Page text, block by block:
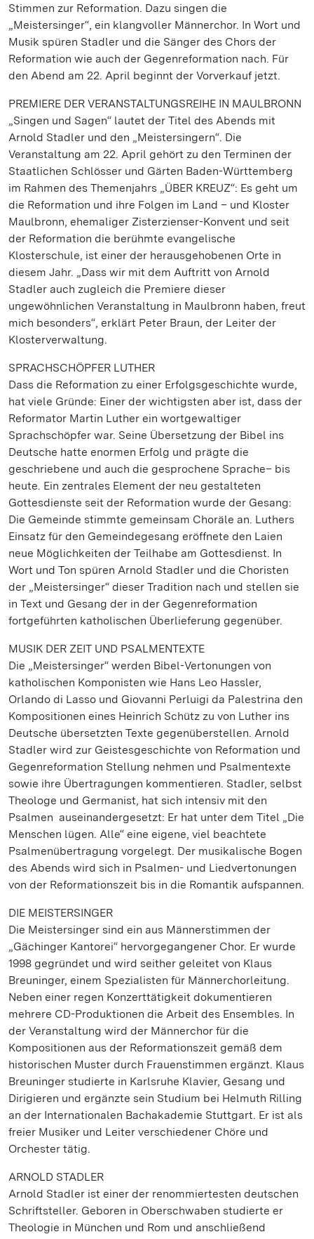
Stimmen zur Reformation. Dazu singen die
„Meistersinger“, ein klangvoller Männerchor. In Wort und
Musik spüren Stadler und die Sänger des Chors der
Reformation wie auch der Gegenreformation nach. Für
den Abend am 22. April beginnt der Vorverkauf jetzt.
PREMIERE DER VERANSTALTUNGSREIHE IN MAULBRONN
„Singen und Sagen“ lautet der Titel des Abends mit
Arnold Stadler und den „Meistersingern“. Die
Veranstaltung am 22. April gehört zu den Terminen der
Staatlichen Schlösser und Gärten Baden-Württemberg
im Rahmen des Themenjahrs „ÜBER KREUZ“: Es geht um
die Reformation und ihre Folgen im Land – und Kloster
Maulbronn, ehemaliger Zisterzienser-Konvent und seit
der Reformation die berühmte evangelische
Klosterschule, ist einer der herausgehobenen Orte in
diesem Jahr. „Dass wir mit dem Auftritt von Arnold
Stadler auch zugleich die Premiere dieser
ungewöhnlichen Veranstaltung in Maulbronn haben, freut
mich besonders“, erklärt Peter Braun, der Leiter der
Klosterverwaltung.
SPRACHSCHÖPFER LUTHER
Dass die Reformation zu einer Erfolgsgeschichte wurde,
hat viele Gründe: Einer der wichtigsten aber ist, dass der
Reformator Martin Luther ein wortgewaltiger
Sprachschöpfer war. Seine Übersetzung der Bibel ins
Deutsche hatte enormen Erfolg und prägte die
geschriebene und auch die gesprochene Sprache– bis
heute. Ein zentrales Element der neu gestalteten
Gottesdienste seit der Reformation wurde der Gesang:
Die Gemeinde stimmte gemeinsam Choräle an. Luthers
Einsatz für den Gemeindegesang eröffnete den Laien
neue Möglichkeiten der Teilhabe am Gottesdienst. In
Wort und Ton spüren Arnold Stadler und die Choristen
der „Meistersinger“ dieser Tradition nach und stellen sie
in Text und Gesang der in der Gegenreformation
fortgeführten katholischen Überlieferung gegenüber.
MUSIK DER ZEIT UND PSALMENTEXTE
Die „Meistersinger“ werden Bibel-Vertonungen von
katholischen Komponisten wie Hans Leo Hassler,
Orlando di Lasso und Giovanni Perluigi da Palestrina den
Kompositionen eines Heinrich Schütz zu von Luther ins
Deutsche übersetzten Texte gegenüberstellen. Arnold
Stadler wird zur Geistesgeschichte von Reformation und
Gegenreformation Stellung nehmen und Psalmentexte
sowie ihre Übertragungen kommentieren. Stadler, selbst
Theologe und Germanist, hat sich intensiv mit den
Psalmen auseinandergesetzt: Er hat unter dem Titel „Die
Menschen lügen. Alle“ eine eigene, viel beachtete
Psalmenübertragung vorgelegt. Der musikalische Bogen
des Abends wird sich in Psalmen- und Liedvertonungen
von der Reformationszeit bis in die Romantik aufspannen.
DIE MEISTERSINGER
Die Meistersinger sind ein aus Männerstimmen der
„Gächinger Kantorei“ hervorgegangener Chor. Er wurde
1998 gegründet und wird seither geleitet von Klaus
Breuninger, einem Spezialisten für Männerchorleitung.
Neben einer regen Konzerttätigkeit dokumentieren
mehrere CD-Produktionen die Arbeit des Ensembles. In
der Veranstaltung wird der Männerchor für die
Kompositionen aus der Reformationszeit gemäß dem
historischen Muster durch Frauenstimmen ergänzt. Klaus
Breuninger studierte in Karlsruhe Klavier, Gesang und
Dirigieren und ergänzte sein Studium bei Helmuth Rilling
an der Internationalen Bachakademie Stuttgart. Er ist als
freier Musiker und Leiter verschiedener Chöre und
Orchester tätig.
ARNOLD STADLER
Arnold Stadler ist einer der renommiertesten deutschen
Schriftsteller. Geboren in Oberschwaben studierte er
Theologie in München und Rom und anschließend